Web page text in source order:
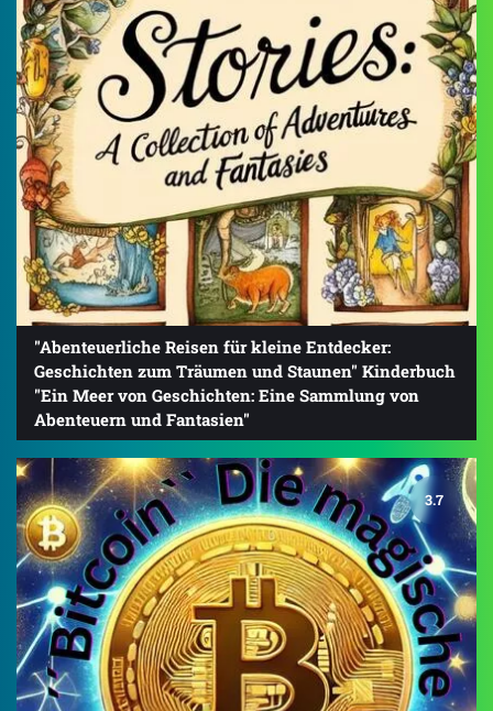
"Abenteuerliche Reisen für kleine Entdecker:
Geschichten zum Träumen und Staunen" Kinderbuch
"Ein Meer von Geschichten: Eine Sammlung von
Abenteuern und Fantasien"
3.7